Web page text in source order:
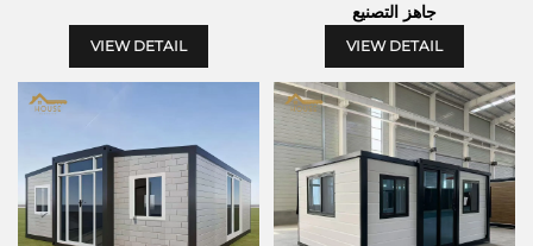
جاهز التصنيع
VIEW DETAIL
VIEW DETAIL